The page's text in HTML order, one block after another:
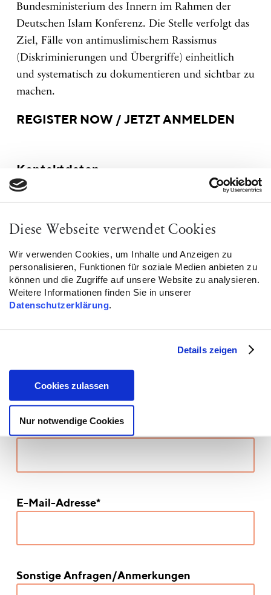
Diese Webseite verwendet Cookies
Wir verwenden Cookies, um Inhalte und Anzeigen zu
personalisieren, Funktionen für soziale Medien anbieten zu
können und die Zugriffe auf unsere Website zu analysieren.
Weitere Informationen finden Sie in unserer
Datenschutzerklärung
Details zeigen
Cookies zulassen
Nur notwendige Cookies
Bundesministerium des Innern im Rahmen der
Deutschen Islam Konferenz. Die Stelle verfolgt das
Ziel, Fälle von antimuslimischem Rassismus
(Diskriminierungen und Übergriffe) einheitlich
und systematisch zu dokumentieren und sichtbar zu
machen.
REGISTER NOW / JETZT ANMELDEN
Kontaktdaten
Nachname*
E-Mail-Adresse*
Sonstige Anfragen/Anmerkungen